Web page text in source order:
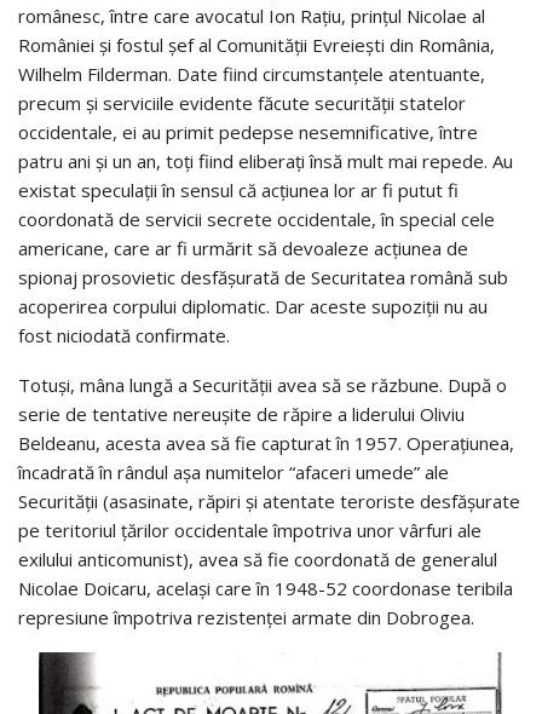
românesc, între care avocatul Ion Rațiu, prințul Nicolae al
României și fostul șef al Comunității Evreiești din România,
Wilhelm Filderman. Date fiind circumstanțele atentuante,
precum și serviciile evidente făcute securității statelor
occidentale, ei au primit pedepse nesemnificative, între
patru ani și un an, toți fiind eliberați însă mult mai repede. Au
existat speculații în sensul că acțiunea lor ar fi putut fi
coordonată de servicii secrete occidentale, în special cele
americane, care ar fi urmărit să devoaleze acțiunea de
spionaj prosovietic desfășurată de Securitatea română sub
acoperirea corpului diplomatic. Dar aceste supoziții nu au
fost niciodată confirmate.
Totuși, mâna lungă a Securității avea să se răzbune. După o
serie de tentative nereușite de răpire a liderului Oliviu
Beldeanu, acesta avea să fie capturat în 1957. Operațiunea,
încadrată în rândul așa numitelor “afaceri umede” ale
Securității (asasinate, răpiri și atentate teroriste desfășurate
pe teritoriul țărilor occidentale împotriva unor vârfuri ale
exilului anticomunist), avea să fie coordonată de generalul
Nicolae Doicaru, același care în 1948-52 coordonase teribila
represiune împotriva rezistenței armate din Dobrogea.